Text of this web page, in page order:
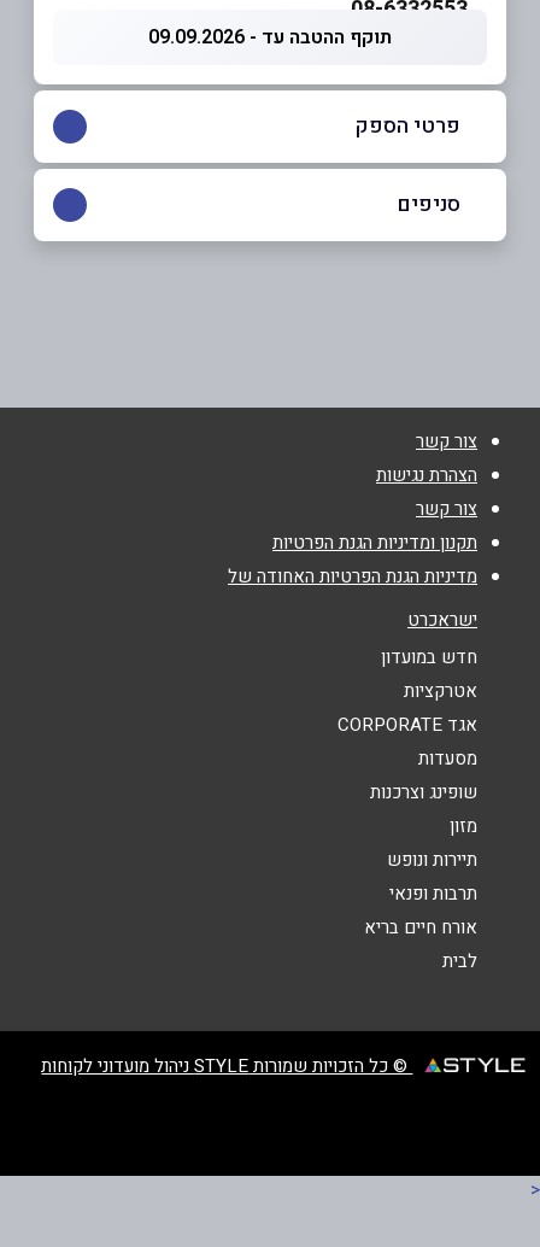
תוקף ההטבה עד - 09.09.2026
פרטי הספק
נושא*
אנא חזרו אלי בקשר ל...
סניפים
צור קשר
הצהרת נגישות
צור קשר
תקנון ומדיניות הגנת הפרטיות
מדיניות הגנת הפרטיות האחודה של
ישראכרט
חדש במועדון
אטרקציות
אגד CORPORATE
מסעדות
שופינג וצרכנות
מזון
תיירות ונופש
תרבות ופנאי
אורח חיים בריא
לבית
© כל הזכויות שמורות STYLE ניהול מועדוני לקוחות
<